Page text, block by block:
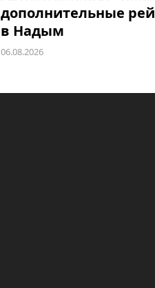
дополнительные
в Надым
06.08.2026